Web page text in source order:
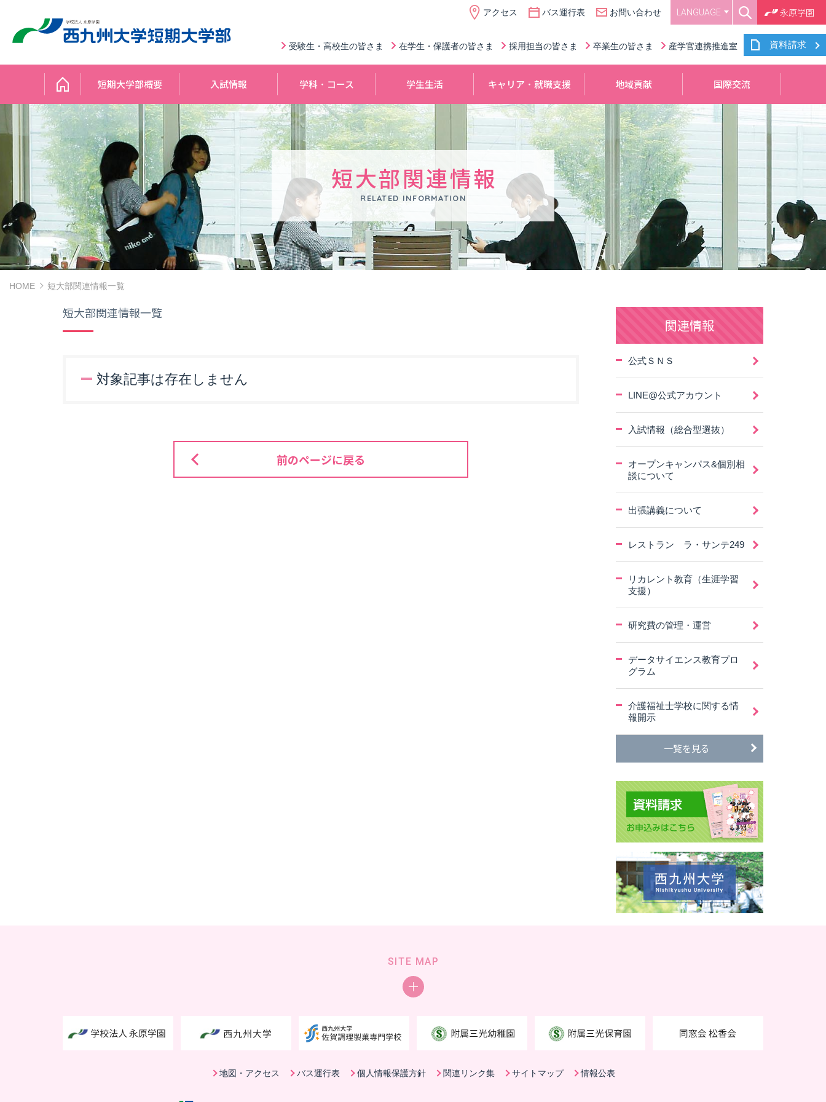
永原学園
LANGUAGE
アクセス バス運行表 お問い合わせ
資料請求
受験生・高校生の皆さま 在学生・保護者の皆さま 採用担当の皆さま 卒業生の皆さま 産学官連携推進室
短期大学部概要 入試情報 学科 ・ コース 学生生活 キャリア ・ 就職支援 地域貢献 国際交流
短大部関連情報
RELATED INFORMATION
HOME 短大部関連情報一覧
短大部関連情報一覧
対象記事は存在しません
前のページに戻る
関連情報
公式ＳＮＳ
LINE@公式アカウント
入試情報（総合型選抜）
オープンキャンパス&個別相
談について
出張講義について
レストラン ラ・サンテ249
リカレント教育（生涯学習
支援）
研究費の管理・運営
データサイエンス教育プロ
グラム
介護福祉士学校に関する情
報開示
一覧を見る
SITE MAP
地図・アクセス バス運行表 個人情報保護方針 関連リンク集 サイトマップ 情報公表